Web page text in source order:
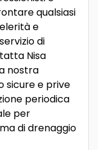
qualsiasi
e
di
Nisa
nostra
sicure e prive
periodica
per
di drenaggio